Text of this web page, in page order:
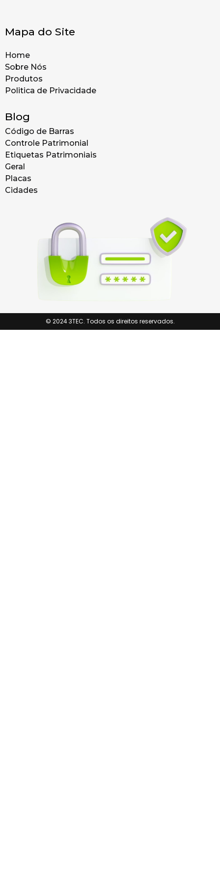
Mapa do Site
Home
Sobre Nós
Produtos
Politica de Privacidade
Blog
Código de Barras
Controle Patrimonial
Etiquetas Patrimoniais
Geral
Placas
Cidades
© 2024 3TEC. Todos os direitos reservados.